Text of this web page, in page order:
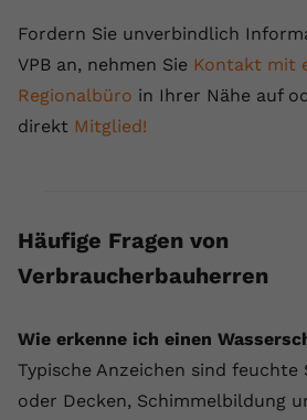
Fordern Sie unverbindlich
VPB an, nehmen Sie Kontakt mit
Regionalbüro in Ihrer Nähe auf
direkt Mitglied!
Häufige Fragen von
Verbraucherbauherren
Wie erkenne ich einen
Typische Anzeichen sind feuchte
oder Decken, Schimmelbildung